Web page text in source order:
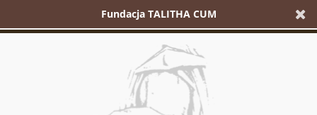
Fundacja TALITHA CUM